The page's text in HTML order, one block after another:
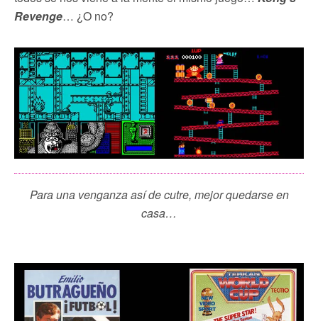
Revenge… ¿O no?
Para una venganza así de cutre, mejor quedarse en
casa…